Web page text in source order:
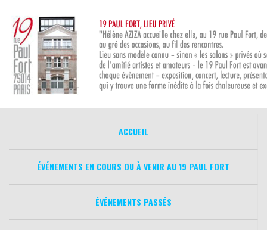
contenu
ACCUEIL
ÉVÉNEMENTS EN COURS OU À VENIR AU 19 PAUL FORT
ÉVÉNEMENTS PASSÉS